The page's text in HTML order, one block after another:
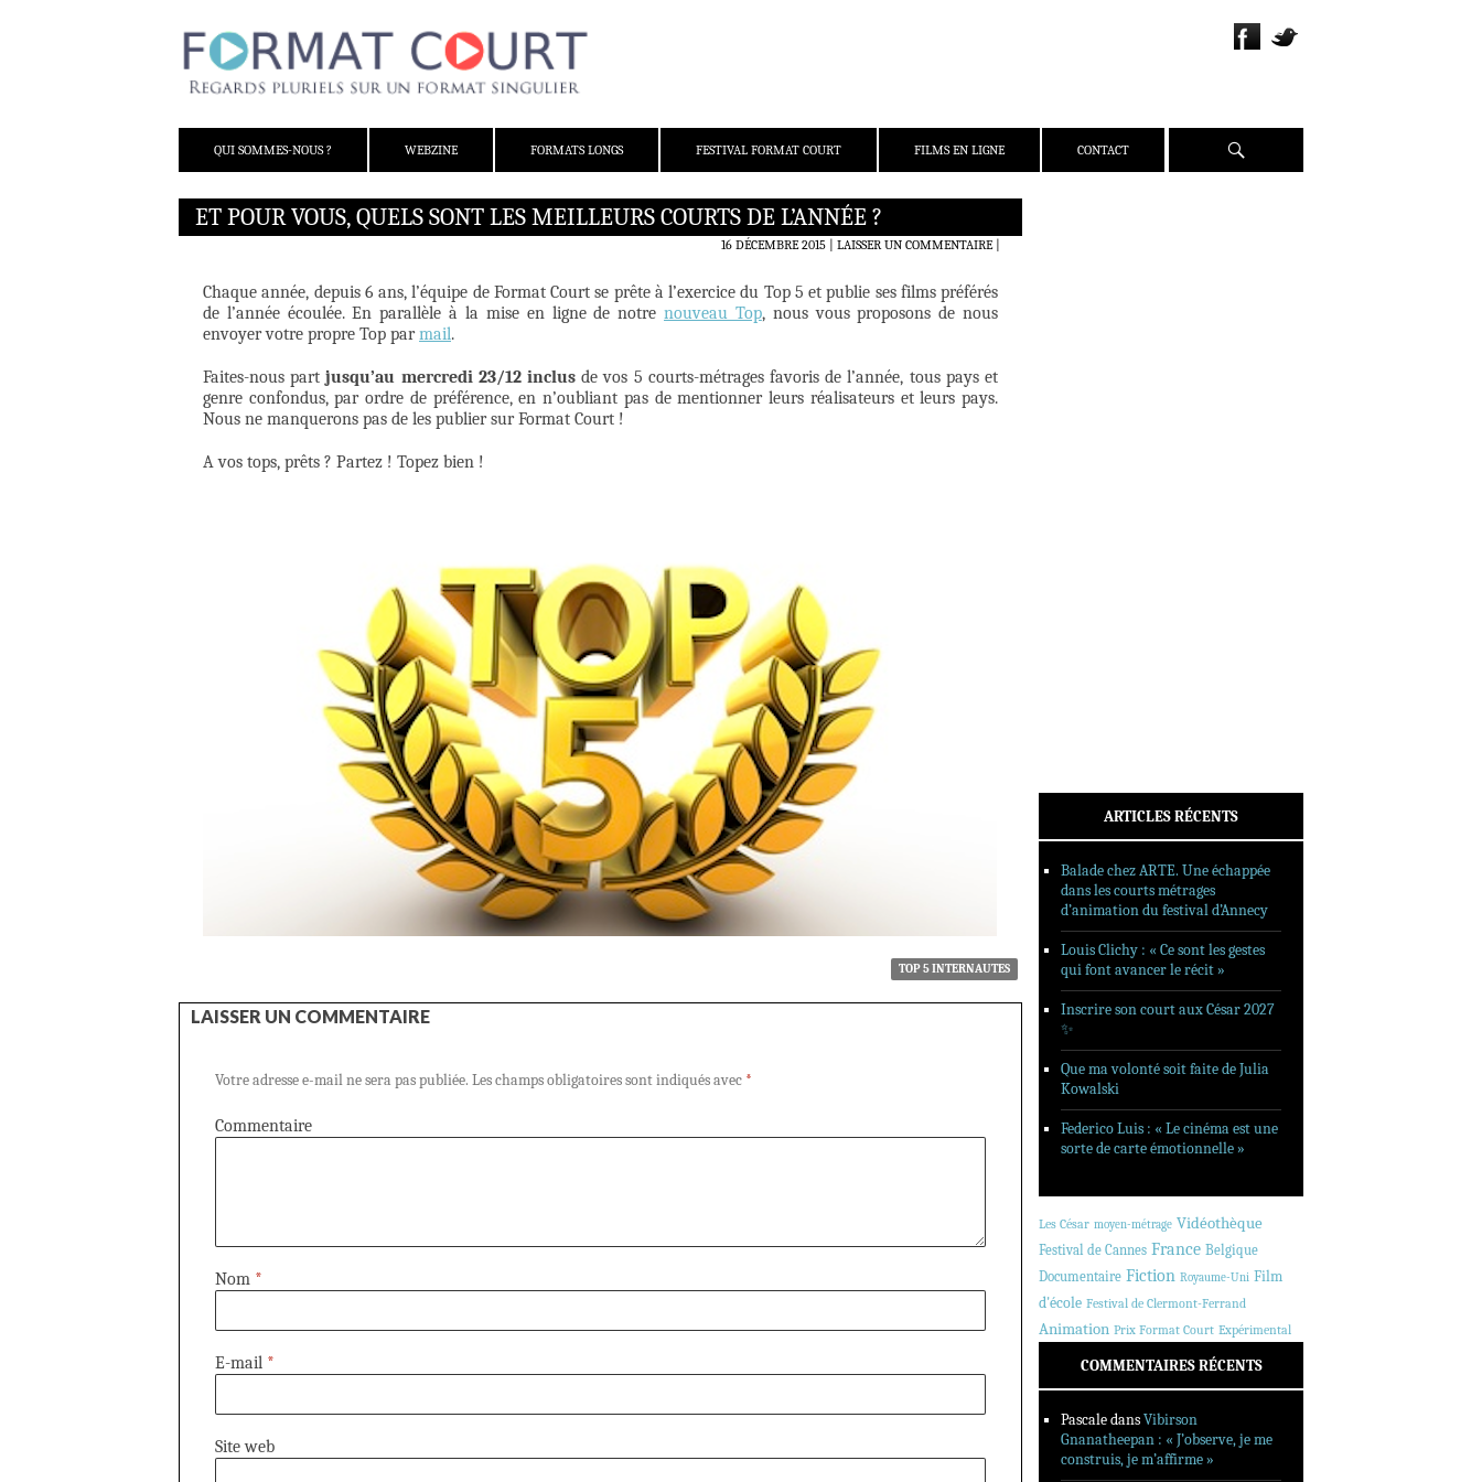
QUI SOMMES-NOUS ?
WEBZINE FORMATS LONGS FESTIVAL FORMAT COURT FILMS EN LIGNE CONTACT Recherche
ET POUR VOUS, QUELS SONT LES MEILLEURS COURTS DE L’ANNÉE ?
16 DÉCEMBRE 2015 LAISSER UN COMMENTAIRE|
Chaque année, depuis 6 ans, l’équipe de Format Court se prête à l’exercice du Top 5 et publie ses films préférés
de l’année écoulée. En parallèle à la mise en ligne de notre nouveau Top, nous vous proposons de nous
envoyer votre propre Top parmail.
Faites-nous partjusqu’au mercredi 23/12 inclus de vos 5 courts-métrages favoris de l’année, tous pays et
genre confondus, par ordre de préférence, en n’oubliant pas de mentionner leurs réalisateurs et leurs pays.
Nous ne manquerons pas de les publier sur Format Court !
A vos tops, prêts ? Partez ! Topez bien !
TOP 5 INTERNAUTES
LAISSER UN COMMENTAIRE
Votre adresse e-mail ne sera pas publiée. Les champs obligatoires sont indiqués avec *
Commentaire
Nom *
E-mail *
Site web
ARTICLES RÉCENTS
Balade chez ARTE. Une échappée
dans les courts métrages
d’animation du festival d’Annecy
Louis Clichy : « Ce sont les gestes
qui font avancer le récit »
Inscrire son court aux César 2027
✨
Que ma volonté soit faite de Julia
Kowalski
Federico Luis : « Le cinéma est une
sorte de carte émotionnelle »
Les César moyen-métrage Vidéothèque
Festival de Cannes France Belgique
Documentaire Fiction Royaume-Uni Film
d'école Festival de Clermont-Ferrand
Animation Prix Format Court Expérimental
COMMENTAIRES RÉCENTS
PascaledansVibirson
Gnanatheepan : « J’observe, je me
construis, je m’affirme »